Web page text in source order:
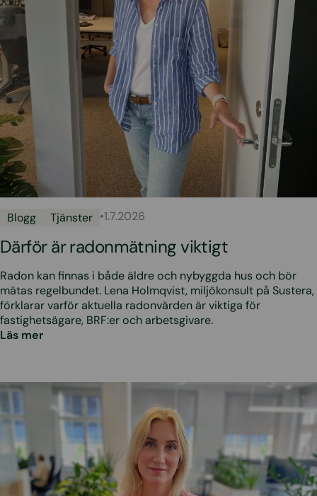
Blogg Tjänster •1.7.2026
Därför är radonmätning viktigt
Radon kan finnas i både äldre och nybyggda hus och bör
mätas regelbundet. Lena Holmqvist, miljökonsult på Sustera,
förklarar varför aktuella radonvärden är viktiga för
fastighetsägare, BRF:er och arbetsgivare.
Läs mer